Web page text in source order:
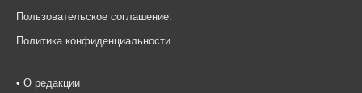
Пользовательское соглашение
Политика конфиденциальности
• О редакции